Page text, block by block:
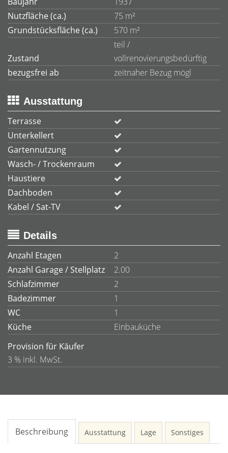
Nutzfläche (ca.)
75 m²
Grundstücksfläche (ca.)
570 m²
Zustand
teil /
vollrenovierungsbedürftig
bezugsfrei ab
zeitnaher Bezug mögl
Ausstattung
Terrasse
Unterkellert
Gartennutzung
Wasch- / Trockenraum
Haustiere
Dachboden
Kabel / Sat-TV
Details
Anzahl Etagen
2
Anzahl Garage / Stellplatz
2.00
Schlafzimmer
2
Badezimmer
1
WC
1
Küche
Einbauküche
Provision für Käufer
3 % inkl. MwSt.
Beschreibung Ausstattung Lage Sonstiges